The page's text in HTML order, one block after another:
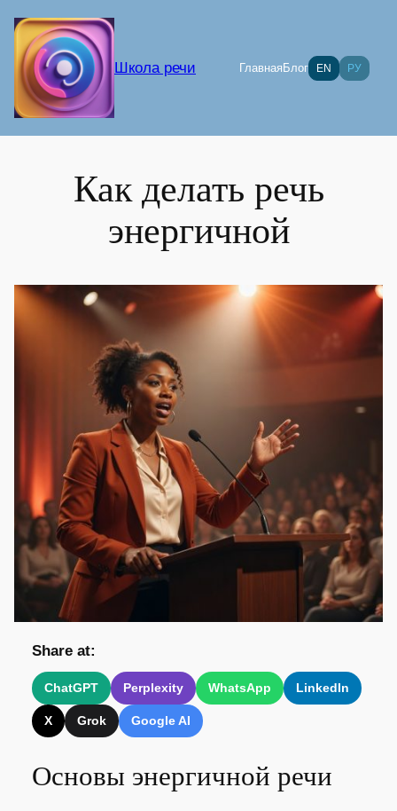
содержимому
Школа речи ГлавнаяБлог EN РУ
Как делать речь
энергичной
Share at:
ChatGPT Perplexity WhatsApp LinkedIn
X Grok Google AI
Основы энергичной речи